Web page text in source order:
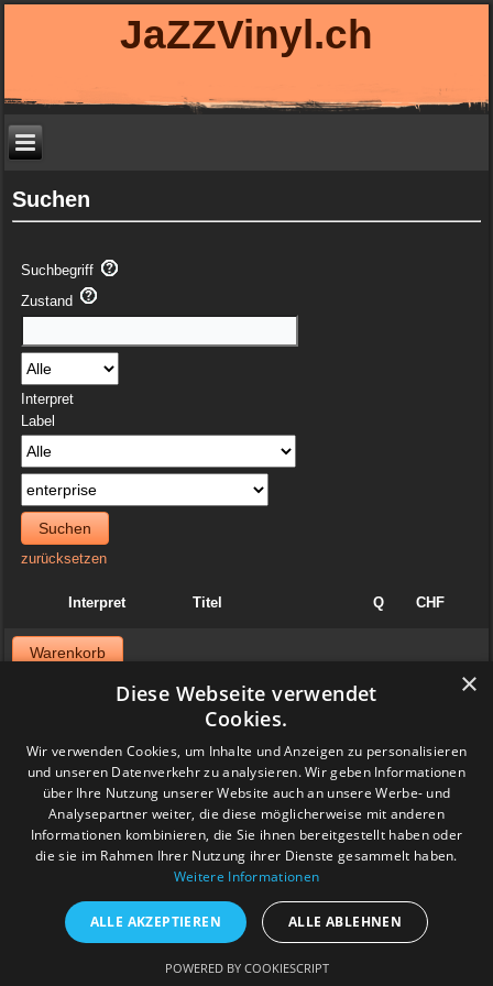
JaZZVinyl.ch
Suchen
Suchbegriff
Zustand
Interpret
Label
Suchen
zurücksetzen
Interpret Titel Q CHF
Warenkorb
Jazzvinyl.ch ist am Sonntag 06. April ab 10 Uhr an der
Schallplattenbörse im Volkshaus in Zürich
Wir haben auch einiges aus der Sammlung von Patrick! Ich bringe
viel Dolphy, Art Farmer usw.
Feedback
www.grashalm-it.ch |(www.pinkytoes.com)
×
Diese Webseite verwendet
Cookies.
Wir verwenden Cookies, um Inhalte und Anzeigen zu personalisieren
und unseren Datenverkehr zu analysieren. Wir geben Informationen
über Ihre Nutzung unserer Website auch an unsere Werbe- und
Analysepartner weiter, die diese möglicherweise mit anderen
Informationen kombinieren, die Sie ihnen bereitgestellt haben oder
die sie im Rahmen Ihrer Nutzung ihrer Dienste gesammelt haben.
Weitere Informationen
ALLE AKZEPTIEREN ALLE ABLEHNEN
POWERED BY COOKIESCRIPT